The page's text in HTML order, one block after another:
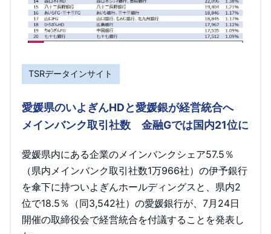
TSRデータインサイト
愛媛県のいよぎんHDと愛媛銀が経営統合へ
メインバンク取引社数 金融Gでは国内21位に
愛媛県内にある企業のメインバンクシェア57.5％
（県内メインバンク取引社数1万966社）の伊予銀行
を傘下に持ついよぎんホールディングスと、県内2
位で18.5％（同3,542社）の愛媛銀行が、7月24日
開催の取締役会で経営統合を付議することを発表し